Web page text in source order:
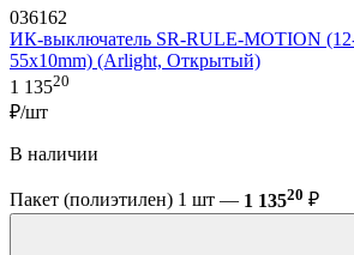
036162
ИК-выключатель SR-RULE-MOTION
55x10mm) (Arlight, Открытый)
1 13520
₽/шт
В наличии
Пакет (полиэтилен) 1 шт — 1 13520 ₽